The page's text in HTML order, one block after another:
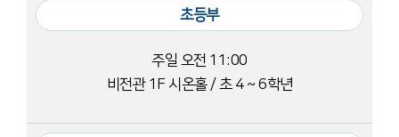
초등부
주일 오전 11:00
비전관 1F 시온홀 / 초 4 ~ 6학년